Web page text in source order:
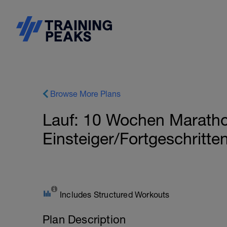
Browse More Plans
Lauf: 10 Wochen
Einsteiger/
Includes Structured Workouts
Plan Description